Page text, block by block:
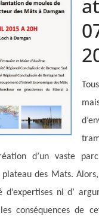
d’un vaste
des Mats. Alors,
d’expertises ni d’
conséquences de